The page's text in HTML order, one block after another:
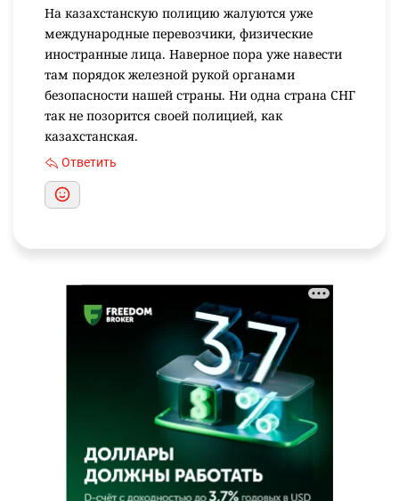
На казахстанскую полицию жалуются уже
международные перевозчики, физические
иностранные лица. Наверное пора уже навести
там порядок железной рукой органами
безопасности нашей страны. Ни одна страна СНГ
так не позорится своей полицией, как
казахстанская.
Ответить